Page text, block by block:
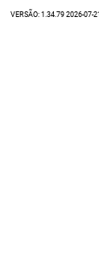
VERSÃO: 1.34.79 2026-07-